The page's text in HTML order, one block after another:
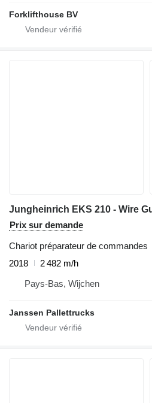
Forklifthouse BV
Prix sur demande
Chariot préparateur de commandes
2018
2 482 m/h
Pays-Bas, Wijchen
Janssen Pallettrucks